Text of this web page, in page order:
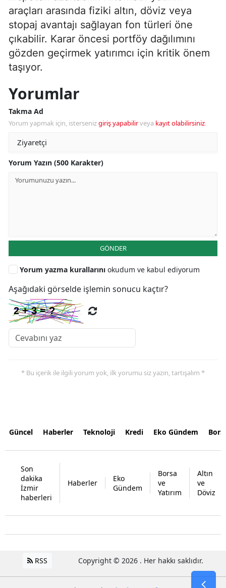
araçları arasında fiziki altın, döviz veya
stopaj avantajı sağlayan fon türleri öne
çıkabilir. Karar öncesi portföy dağılımını
gözden geçirmek yatırımcı için kritik önem
taşıyor.
Yorumlar
Takma Ad
Yorum yapmak için, istersenizgiriş yapabilirveya kayıt olabilirsiniz.
Yorum Yazın (500 Karakter)
GÖNDER
Yorum yazma kurallarını okudum ve kabul ediyorum
Aşağıdaki görselde işlemin sonucu kaçtır?
* Bu içerik ile ilgili yorum yok, ilk yorumu siz yazın, tartışalım *
Güncel Haberler Teknoloji Kredi Eko Gündem
Son
dakika
İzmir
haberleri
Haberler
Eko
Gündem
Borsa
ve
Yatırım
Altın
ve
Döviz
RSS Copyright © 2026 . Her hakkı saklıdır.